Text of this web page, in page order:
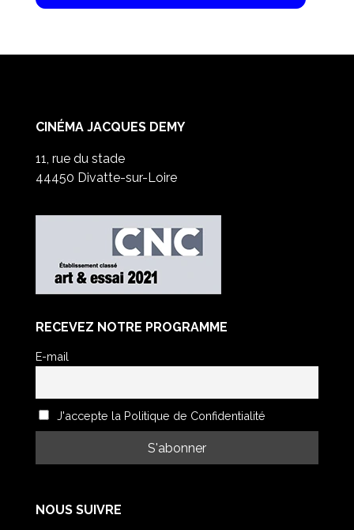
CINÉMA JACQUES DEMY
11, rue du stade
44450 Divatte-sur-Loire
RECEVEZ NOTRE PROGRAMME
E-mail
J'accepte la Politique de Confidentialité
NOUS SUIVRE